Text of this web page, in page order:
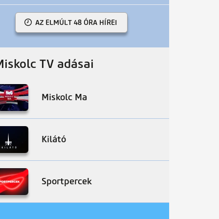
AZ ELMÚLT 48 ÓRA HÍREI
TV adásai
Miskolc Ma
Kilátó
Sportpercek